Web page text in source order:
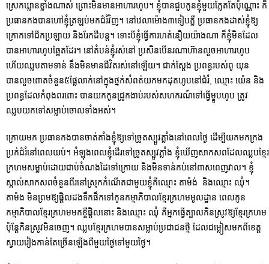
ស្រេកឃ្លានខ្លាំងណាស់ ព្រោះមិនមានអាហារហូប។ ខ្ញុំបានជួបកូនខ្ញុំមួយភ្លែតតែប៉ុណ្ណោះ​ ក៏
ប្រធានកងបានហៅខ្ញុំត្រឡប់មកជំរំវិញ។ នៅវេលាម៉ោង៣ទៀបភ្លឺ ប្រធាន​កងដាស់ខ្ញុំឱ្យ
ក្រោកទៅជីកប្រឡាយ និងរែកដីបន្ត។ ទោះបីខ្ញុំធ្វើការហត់នឿយយ៉ាងណា ក៏ខ្ញុំមិនដែល
បានអាហារហូបឆ្អែតដែរ។ នៅតំបន់ខ្ញុំរស់នៅ ប្រសិនបើនរណាហ៊ានលួចអាហារហូប
ហើយឈ្លបតាមទាន់ នឹងមិនមានជីវិតរស់នៅឡើយ។ ជាក់ស្តែង ប្រពន្ធរបស់ពូ យុន
បានលួចពោតចំនួន៥ផ្លែលាក់នៅក្នុងថ្នក់សំពត់យកមកដុតហូបនៅជំរំ, ឈ្មោះ យ៉េន និង
ប្រពន្ធដែលកំពុងពរពោះ បានយកកូនជ្រូកងាប់របស់សហករណ៍ទៅធ្វើម្ហូបហូប ត្រូវ
ឈ្លបយកទៅសម្លាប់ចោលទាំងអស់។
ក្រោយមក ប្រធានកងបានចាត់តាំងខ្ញុំឱ្យទៅច្រូតស្បូវភ្លាំងនៅពេលថ្ងៃ ដើម្បីយកមកក្រង
ប្រក់ជំរំនៅពេលយប់។ អំឡុងពេលខ្ញុំដើរទៅច្រូតស្បូវភ្លាំង ខ្ញុំឃើញសាកសពដែលឈ្លបខ្មែរ
ក្រហមសម្លាប់ដោយជាប់ចំណងដៃទៅក្រោយ និងមិនទាន់កប់នៅពាសពេញវាល។ ខ្ញុំ
ស្គាល់សាកសពចំនួនពីរនៅស្រុកកំណើតជាមួយខ្ញុំគឺឈ្មោះ តាម៉ង់ និងឈ្មោះ ឈុំ។
តាម៉ង មិនព្រមឱ្យផ្តិលដងទឹកផឹកទៅកូនកម្មាភិបាលខ្មែរក្រហមមូលដ្ឋាន ពេលកូន
កម្មាភិបាលខ្មែរក្រហមមកខ្ចីផ្តិលនោះ និងឈ្មោះ ឈុំ គឺអ្នកធ្វើត្បាលកិនស្រូវឱ្យខ្មែរក្រហម
ប៉ុន្តែកិនស្រូវមិនចេញ។ ឈ្លបខ្មែរក្រហមបានសម្លាប់ប្រជាជនថ្មី ដែលជម្លៀសមកពីខេត្ត
ស្វាយរៀងកាន់តែច្រើនឡើងពីមួយថ្ងៃទៅមួយថ្ងៃ។